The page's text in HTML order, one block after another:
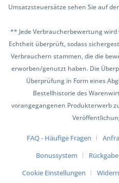
Umsatzsteuersätze sehen Sie auf
** Jede Verbraucherbewertung
Echtheit überprüft, sodass
Verbrauchern stammen, die die
erworben/genutzt haben. Die
Überprüfung in Form eines
Bestellhistorie des
vorangegangenen Produkterwerb
FAQ - Häufige Fragen
Bonussystem
Cookie Einstellungen